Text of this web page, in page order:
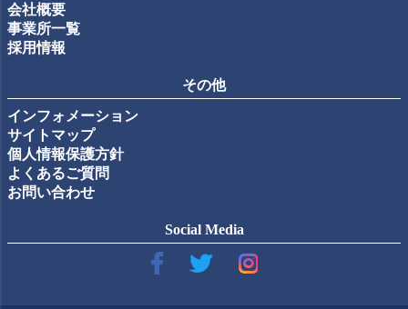
会社概要
事業所一覧
採用情報
その他
インフォメーション
サイトマップ
個人情報保護方針
よくあるご質問
お問い合わせ
Social Media